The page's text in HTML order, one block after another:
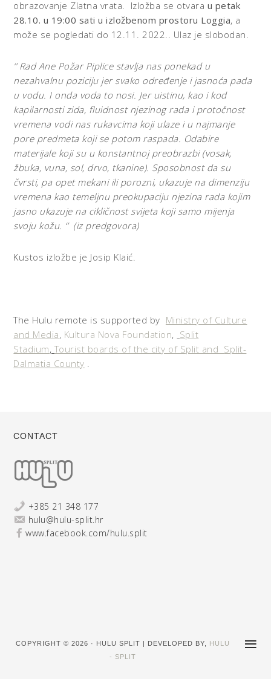
obrazovanje Zlatna vrata. Izložba se otvara u petak
28.10. u 19:00 sati u izložbenom prostoru Loggia, a
može se pogledati do 12.11. 2022.. Ulaz je slobodan.
‘’ Rad Ane Požar Piplice stavlja nas ponekad u
nezahvalnu poziciju jer svako određenje i jasnoća pada
u vodu. I onda voda to nosi. Jer uistinu, kao i kod
kapilarnosti zida, fluidnost njezinog rada i protočnost
vremena vodi nas rukavcima koji ulaze i u najmanje
pore predmeta koji se potom raspada. Odabire
materijale koji su u konstantnoj preobrazbi (vosak,
žbuka, vuna, sol, drvo, tkanine). Sposobnost da su
čvrsti, pa opet mekani ili porozni, ukazuje na dimenziju
vremena kao temeljnu preokupaciju njezina rada kojim
jasno ukazuje na cikličnost svijeta koji samo mijenja
svoju kožu. ‘’ (iz predgovora)
Kustos izložbe je Josip Klaić.
The Hulu remote is supported by Ministry of Culture
and Media, Kultura Nova Foundation, Split
Stadium,Tourist boards of the city of Split and Split-
Dalmatia County .
CONTACT
+385 21 348 177
hulu@hulu-split.hr
www.facebook.com/hulu.split
COPYRIGHT © 2026 · HULU SPLIT | DEVELOPED BY,
HULU
- SPLIT